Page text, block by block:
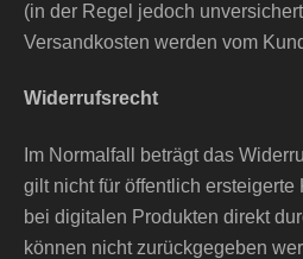
(in der Regel jedoch
Versandkosten werden vom
Widerrufsrecht
Im Normalfall beträgt das
gilt nicht für öffentlich
bei digitalen Produkten direkt
können nicht zurückgegeben